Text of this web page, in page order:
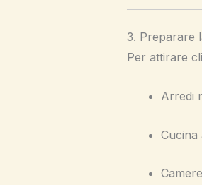
3. Preparare
Per attirare
Arredi
Cucina